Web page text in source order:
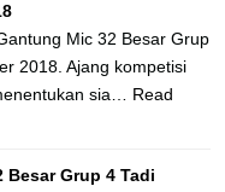
Mic 32 Besar Grup
2018. Ajang kompetisi
sia… Read
Besar Grup 4 Tadi